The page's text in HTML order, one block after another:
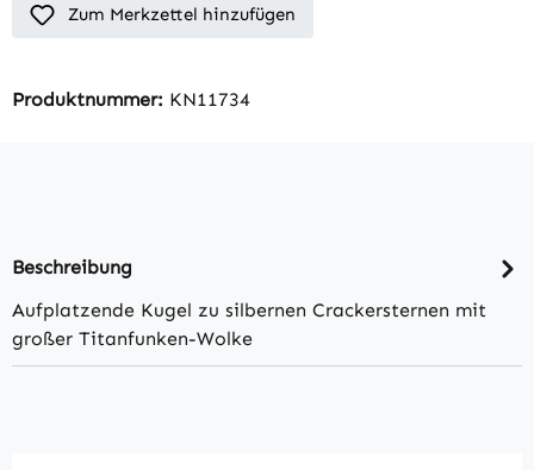
Zum Merkzettel hinzufügen
Produktnummer: KN11734
Beschreibung
Aufplatzende Kugel zu silbernen Crackersternen mit
großer Titanfunken-Wolke